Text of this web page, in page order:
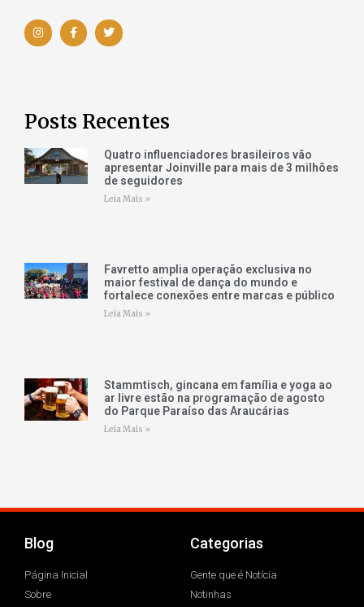
Posts Recentes
Quatro influenciadores brasileiros vão
apresentar Joinville para mais de 3 milhões
de seguidores
Leia Mais »
Favretto amplia operação exclusiva no
maior festival de dança do mundo e
fortalece conexões entre marcas e público
Leia Mais »
Stammtisch, gincana em família e yoga ao
ar livre estão na programação de agosto
do Parque Paraíso das Araucárias
Leia Mais »
Blog
Página Inicial
Sobre
Categorias
Gente que é Notícia
Notinhas